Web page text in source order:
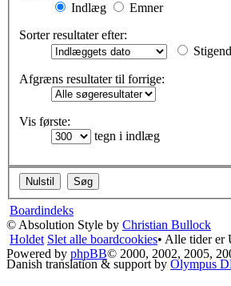
Indlæg
Emner
Sorter resultater efter:
Afgræns resultater til forrige:
Vis første:
tegn i indlæg
Boardindeks
© Absolution Style by Christian Bullock
Holdet Slet alle boardcookies• Alle tider er
Powered by phpBB© 2000, 2002, 2005,
Danish translation & support by Olympus